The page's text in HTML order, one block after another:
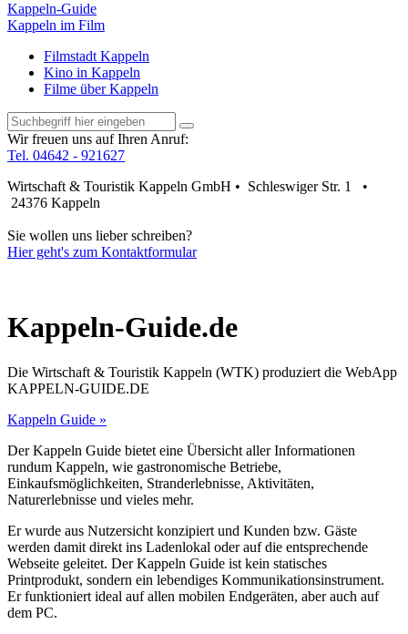
Kappeln-Guide
Kappeln im Film
Filmstadt Kappeln
Kino in Kappeln
Filme über Kappeln
Wir freuen uns auf Ihren Anruf:
Tel. 04642 - 921627
Wirtschaft & Touristik Kappeln GmbH • Schleswiger Str. 1 •
24376 Kappeln
Sie wollen uns lieber schreiben?
Hier geht's zum Kontaktformular
Kappeln-Guide.de
Die Wirtschaft & Touristik Kappeln (WTK) produziert die WebApp
KAPPELN-GUIDE.DE
Kappeln Guide »
Der Kappeln Guide bietet eine Übersicht aller Informationen
rundum Kappeln, wie gastronomische Betriebe,
Einkaufsmöglichkeiten, Stranderlebnisse, Aktivitäten,
Naturerlebnisse und vieles mehr.
Er wurde aus Nutzersicht konzipiert und Kunden bzw. Gäste
werden damit direkt ins Ladenlokal oder auf die entsprechende
Webseite geleitet. Der Kappeln Guide ist kein statisches
Printprodukt, sondern ein lebendiges Kommunikationsinstrument.
Er funktioniert ideal auf allen mobilen Endgeräten, aber auch auf
dem PC.